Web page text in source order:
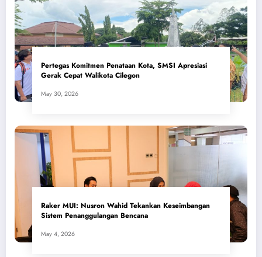
Pertegas Komitmen Penataan Kota, SMSI Apresiasi
Gerak Cepat Walikota Cilegon
May 30, 2026
​Raker MUI: Nusron Wahid Tekankan Keseimbangan
Sistem Penanggulangan Bencana
May 4, 2026